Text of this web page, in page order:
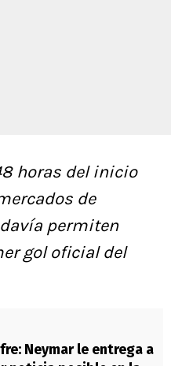
horas del inicio
de
permiten
gol oficial del
Neymar le entrega a